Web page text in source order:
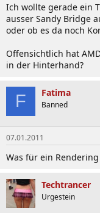
Ich wollte gerade ein
ausser Sandy Bridge
oder ob es da noch
Offensichtlich hat
in der Hinterhand?
F Fatima
Banned
07.01.2011
Was für ein
Techtrancer
Urgestein